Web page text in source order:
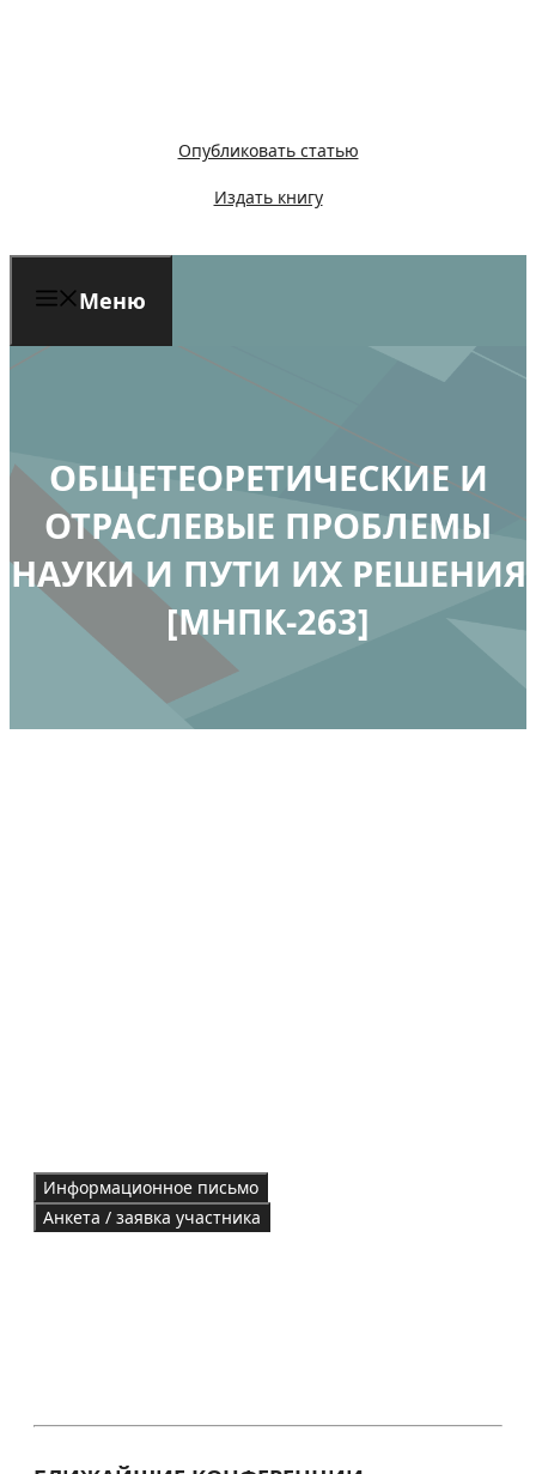
Опубликовать статью
Издать книгу
Меню
ОБЩЕТЕОРЕТИЧЕСКИЕ И
ОТРАСЛЕВЫЕ ПРОБЛЕМЫ
НАУКИ И ПУТИ ИХ РЕШЕНИЯ
[МНПК-263]
Информационное письмо
Анкета / заявка участника